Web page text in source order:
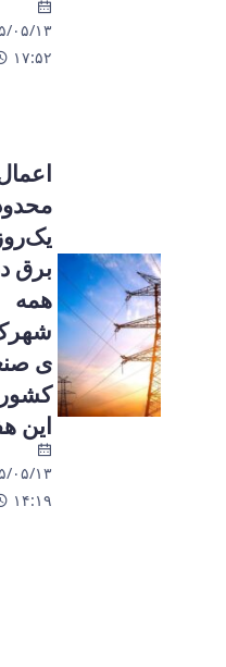
۱۴۰۵/۰۵/۱۳
محدودیت
یک‌روزه
برق در
همه
شهرک‌ها
ی صنعتی
کشور از
این هفته
۱۴۰۵/۰۵/۱۳